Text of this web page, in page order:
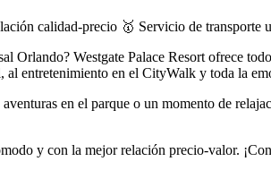
calidad-precio 🥇 Servicio de transporte
Orlando? Westgate Palace Resort ofrece
entretenimiento en el CityWalk y toda la
en el parque o un momento de
y con la mejor relación precio-valor.